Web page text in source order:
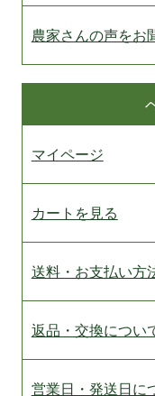
農家さんの声をお
マイページ
カートを見る
送料・お支払い方
返品・交換につい
営業日・発送日に